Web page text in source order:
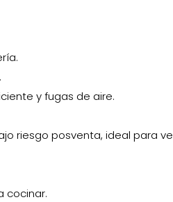
y fugas de aire.
riesgo posventa, ideal para
cocinar.